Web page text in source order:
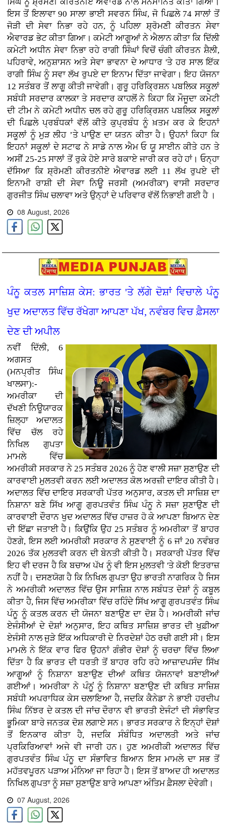
ਇਸ ਤੋਂ ਇਲਾਵਾ 90 ਸਾਲਾ ਭਾਈ ਸਵਰਨ ਸਿੰਘ, ਜੋ ਪਿਛਲੇ 74 ਸਾਲਾਂ ਤੋਂ
ਜੋੜੀ ਦੀ ਸੇਵਾ ਨਿਭਾ ਰਹੇ ਹਨ, ਨੂੰ ਪਹਿਲਾ ਸ਼੍ਰੋਮਣੀ ਕੀਰਤਨ ਸੇਵਾ
ਐਵਾਰਡ ਭੇਟ ਕੀਤਾ ਗਿਆ। ਕਮੇਟੀ ਆਗੂਆਂ ਨੇ ਐਲਾਨ ਕੀਤਾ ਕਿ ਦਿੱਲੀ
ਕਮੇਟੀ ਅਧੀਨ ਸੇਵਾ ਨਿਭਾ ਰਹੇ ਰਾਗੀ ਸਿੰਘਾਂ ਵਿਚੋਂ ਚੰਗੀ ਕੀਰਤਨ ਸ਼ੈਲੀ,
ਪਹਿਰਾਵੇ, ਅਨੁਸ਼ਾਸਨ ਅਤੇ ਸੇਵਾ ਭਾਵਨਾ ਦੇ ਆਧਾਰ 'ਤੇ ਹਰ ਸਾਲ ਇੱਕ
ਰਾਗੀ ਸਿੰਘ ਨੂੰ ਸਵਾ ਲੱਖ ਰੁਪਏ ਦਾ ਇਨਾਮ ਦਿੱਤਾ ਜਾਵੇਗਾ। ਇਹ ਯੋਜਨਾ
12 ਸਤੰਬਰ ਤੋਂ ਲਾਗੂ ਕੀਤੀ ਜਾਵੇਗੀ। ਗੁਰੂ ਹਰਿਕ੍ਰਿਸ਼ਨ ਪਬਲਿਕ ਸਕੂਲਾਂ
ਸਬੰਧੀ ਸਰਦਾਰ ਕਾਲਕਾ ਤੇ ਸਰਦਾਰ ਕਾਹਲੋਂ ਨੇ ਕਿਹਾ ਕਿ ਮੌਜੂਦਾ ਕਮੇਟੀ
ਦੀ ਟੀਮ ਨੇ ਕਮੇਟੀ ਅਧੀਨ ਚਲ ਰਹੇ ਗੁਰੂ ਹਰਿਕ੍ਰਿਸ਼ਨ ਪਬਲਿਕ ਸਕੂਲਾਂ
ਦੀ ਪਿਛਲੇ ਪ੍ਰਬੰਧਕਾਂ ਵੱਲੋਂ ਕੀਤੇ ਕੁਪ੍ਰਬੰਧ ਨੂੰ ਖ਼ਤਮ ਕਰ ਕੇ ਇਹਨਾਂ
ਸਕੂਲਾਂ ਨੂੰ ਮੁੜ ਲੀਹ ’ਤੇ ਪਾਉਣ ਦਾ ਯਤਨ ਕੀਤਾ ਹੈ। ਉਹਨਾਂ ਕਿਹਾ ਕਿ
ਇਹਨਾਂ ਸਕੂਲਾਂ ਦੇ ਸਟਾਫ ਨੇ ਸਾਡੇ ਨਾਲ ਐਮ ਓ ਯੂ ਸਾਈਨ ਕੀਤੇ ਹਨ ਤੇ
ਅਸੀਂ 25-25 ਸਾਲਾਂ ਤੋਂ ਰੁਕੇ ਹੋਏ ਸਾਰੇ ਬਕਾਏ ਜਾਰੀ ਕਰ ਰਹੇ ਹਾਂ। ਓਨ੍ਹਾ
ਦੱਸਿਆ ਕਿ ਸ਼੍ਰੋਮਣੀ ਕੀਰਤਨੀਏ ਐਵਾਰਡ ਲਈ 11 ਲੱਖ ਰੁਪਏ ਦੀ
ਇਨਾਮੀ ਰਾਸ਼ੀ ਦੀ ਸੇਵਾ ਨਿਊ ਜਰਸੀ (ਅਮਰੀਕਾ) ਵਾਸੀ ਸਰਦਾਰ
ਗੁਰਜੀਤ ਸਿੰਘ ਚਲਾਵਾ ਅਤੇ ਉਨ੍ਹਾਂ ਦੇ ਪਰਿਵਾਰ ਵੱਲੋਂ ਨਿਭਾਈ ਗਈ ਹੈ ।
08 August, 2026
ਪੰਨੂ ਕਤਲ ਸਾਜ਼ਿਸ਼ ਕੇਸ: ਭਾਰਤ 'ਤੇ ਲੱਗੇ ਦੋਸ਼ਾਂ ਵਿਚਾਲੇ ਪੰਨੂ
ਖੁਦ ਅਦਾਲਤ ਵਿੱਚ ਰੱਖੇਗਾ ਆਪਣਾ ਪੱਖ, ਨਵੰਬਰ ਵਿਚ ਫ਼ੈਸਲਾ
ਦੇਣ ਦੀ ਅਪੀਲ
ਨਵੀਂ ਦਿੱਲੀ, 6
ਅਗਸਤ
(ਮਨਪ੍ਰੀਤ ਸਿੰਘ
ਖਾਲਸਾ):-
ਅਮਰੀਕਾ ਦੀ
ਦੱਖਣੀ ਨਿਊਯਾਰਕ
ਜ਼ਿਲ੍ਹਾ ਅਦਾਲਤ
ਵਿੱਚ ਚੱਲ ਰਹੇ
ਨਿਖਿਲ ਗੁਪਤਾ
ਮਾਮਲੇ ਵਿੱਚ
ਅਮਰੀਕੀ ਸਰਕਾਰ ਨੇ 25 ਸਤੰਬਰ 2026 ਨੂੰ ਹੋਣ ਵਾਲੀ ਸਜ਼ਾ ਸੁਣਾਉਣ ਦੀ
ਕਾਰਵਾਈ ਮੁਲਤਵੀ ਕਰਨ ਲਈ ਅਦਾਲਤ ਕੋਲ ਅਰਜ਼ੀ ਦਾਇਰ ਕੀਤੀ ਹੈ।
ਅਦਾਲਤ ਵਿੱਚ ਦਾਇਰ ਸਰਕਾਰੀ ਪੱਤਰ ਅਨੁਸਾਰ, ਕਤਲ ਦੀ ਸਾਜ਼ਿਸ਼ ਦਾ
ਨਿਸ਼ਾਨਾ ਬਣੇ ਸਿੱਖ ਆਗੂ ਗੁਰਪਤਵੰਤ ਸਿੰਘ ਪੰਨੂ ਨੇ ਸਜ਼ਾ ਸੁਣਾਉਣ ਦੀ
ਕਾਰਵਾਈ ਦੌਰਾਨ ਖੁਦ ਅਦਾਲਤ ਵਿੱਚ ਹਾਜ਼ਰ ਹੋ ਕੇ ਆਪਣਾ ਬਿਆਨ ਦੇਣ
ਦੀ ਇੱਛਾ ਜਤਾਈ ਹੈ। ਕਿਉਂਕਿ ਉਹ 25 ਸਤੰਬਰ ਨੂੰ ਅਮਰੀਕਾ ਤੋਂ ਬਾਹਰ
ਹੋਣਗੇ, ਇਸ ਲਈ ਅਮਰੀਕੀ ਸਰਕਾਰ ਨੇ ਸੁਣਵਾਈ ਨੂੰ 6 ਜਾਂ 20 ਨਵੰਬਰ
2026 ਤੱਕ ਮੁਲਤਵੀ ਕਰਨ ਦੀ ਬੇਨਤੀ ਕੀਤੀ ਹੈ। ਸਰਕਾਰੀ ਪੱਤਰ ਵਿੱਚ
ਇਹ ਵੀ ਦਰਜ ਹੈ ਕਿ ਬਚਾਅ ਪੱਖ ਨੂੰ ਵੀ ਇਸ ਮੁਲਤਵੀ 'ਤੇ ਕੋਈ ਇਤਰਾਜ਼
ਨਹੀਂ ਹੈ। ਦਸਣਯੋਗ ਹੈ ਕਿ ਨਿਖਿਲ ਗੁਪਤਾ ਉਹ ਭਾਰਤੀ ਨਾਗਰਿਕ ਹੈ ਜਿਸ
ਨੇ ਅਮਰੀਕੀ ਅਦਾਲਤ ਵਿੱਚ ਉਸ ਸਾਜ਼ਿਸ਼ ਨਾਲ ਸਬੰਧਤ ਦੋਸ਼ਾਂ ਨੂੰ ਕਬੂਲ
ਕੀਤਾ ਹੈ, ਜਿਸ ਵਿੱਚ ਅਮਰੀਕਾ ਵਿੱਚ ਰਹਿੰਦੇ ਸਿੱਖ ਆਗੂ ਗੁਰਪਤਵੰਤ ਸਿੰਘ
ਪੰਨੂ ਨੂੰ ਕਤਲ ਕਰਨ ਦੀ ਯੋਜਨਾ ਬਣਾਉਣ ਦਾ ਦੋਸ਼ ਹੈ। ਅਮਰੀਕੀ ਜਾਂਚ
ਏਜੰਸੀਆਂ ਦੇ ਦੋਸ਼ਾਂ ਅਨੁਸਾਰ, ਇਹ ਕਥਿਤ ਸਾਜ਼ਿਸ਼ ਭਾਰਤ ਦੀ ਖੁਫ਼ੀਆ
ਏਜੰਸੀ ਨਾਲ ਜੁੜੇ ਇੱਕ ਅਧਿਕਾਰੀ ਦੇ ਨਿਰਦੇਸ਼ਾਂ ਹੇਠ ਰਚੀ ਗਈ ਸੀ। ਇਸ
ਮਾਮਲੇ ਨੇ ਇੱਕ ਵਾਰ ਫਿਰ ਉਹਨਾਂ ਗੰਭੀਰ ਦੋਸ਼ਾਂ ਨੂੰ ਚਰਚਾ ਵਿੱਚ ਲਿਆ
ਦਿੱਤਾ ਹੈ ਕਿ ਭਾਰਤ ਦੀ ਧਰਤੀ ਤੋਂ ਬਾਹਰ ਰਹਿ ਰਹੇ ਆਜ਼ਾਦਪਸੰਦ ਸਿੱਖ
ਆਗੂਆਂ ਨੂੰ ਨਿਸ਼ਾਨਾ ਬਣਾਉਣ ਦੀਆਂ ਕਥਿਤ ਯੋਜਨਾਵਾਂ ਬਣਾਈਆਂ
ਗਈਆਂ। ਅਮਰੀਕਾ ਨੇ ਪੰਨੂਂ ਨੂੰ ਨਿਸ਼ਾਨਾ ਬਣਾਉਣ ਦੀ ਕਥਿਤ ਸਾਜ਼ਿਸ਼
ਸਬੰਧੀ ਅਪਰਾਧਿਕ ਕੇਸ ਚਲਾਇਆ ਹੈ, ਜਦਕਿ ਕੈਨੇਡਾ ਨੇ ਭਾਈ ਹਰਦੀਪ
ਸਿੰਘ ਨਿੱਝਰ ਦੇ ਕਤਲ ਦੀ ਜਾਂਚ ਦੌਰਾਨ ਵੀ ਭਾਰਤੀ ਏਜੰਟਾਂ ਦੀ ਸੰਭਾਵਿਤ
ਭੂਮਿਕਾ ਬਾਰੇ ਜਨਤਕ ਦੋਸ਼ ਲਗਾਏ ਸਨ। ਭਾਰਤ ਸਰਕਾਰ ਨੇ ਇਨ੍ਹਾਂ ਦੋਸ਼ਾਂ
ਤੋਂ ਇਨਕਾਰ ਕੀਤਾ ਹੈ, ਜਦਕਿ ਸੰਬੰਧਿਤ ਅਦਾਲਤੀ ਅਤੇ ਜਾਂਚ
ਪ੍ਰਕਿਰਿਆਵਾਂ ਅਜੇ ਵੀ ਜਾਰੀ ਹਨ। ਹੁਣ ਅਮਰੀਕੀ ਅਦਾਲਤ ਵਿੱਚ
ਗੁਰਪਤਵੰਤ ਸਿੰਘ ਪੰਨੂ ਦਾ ਸੰਭਾਵਿਤ ਬਿਆਨ ਇਸ ਮਾਮਲੇ ਦਾ ਸਭ ਤੋਂ
ਮਹੱਤਵਪੂਰਨ ਪੜਾਅ ਮੰਨਿਆ ਜਾ ਰਿਹਾ ਹੈ। ਇਸ ਤੋਂ ਬਾਅਦ ਹੀ ਅਦਾਲਤ
ਨਿਖਿਲ ਗੁਪਤਾ ਨੂੰ ਸਜ਼ਾ ਸੁਣਾਉਣ ਬਾਰੇ ਆਪਣਾ ਅੰਤਿਮ ਫ਼ੈਸਲਾ ਦੇਵੇਗੀ।
07 August, 2026